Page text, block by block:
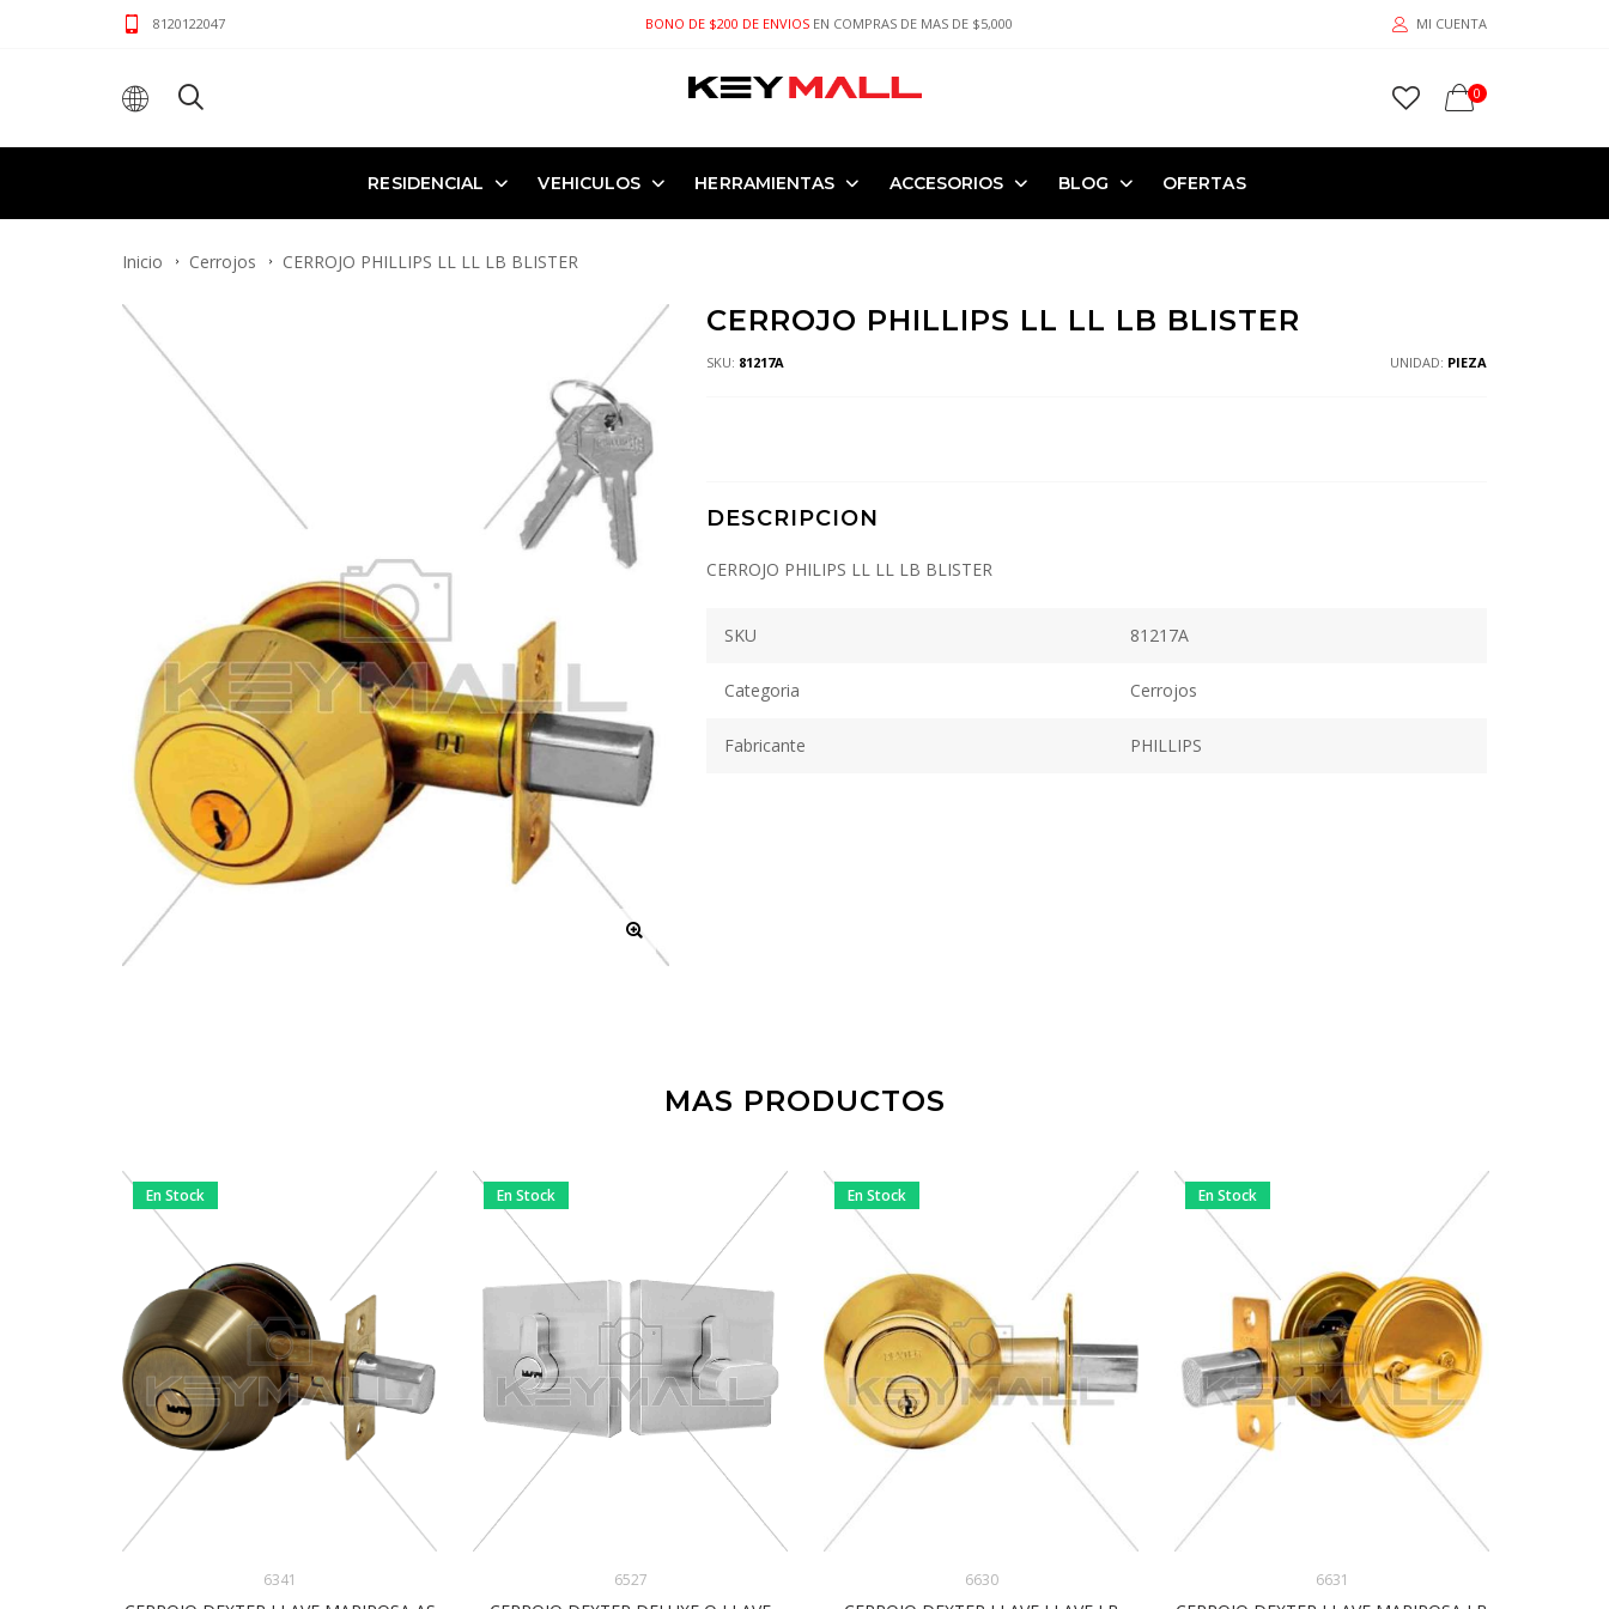
8120122047 BONO DE $200 DE ENVIOS EN COMPRAS DE MAS DE $5,000 MI CUENTA
0
RESIDENCIAL VEHICULOS HERRAMIENTAS ACCESORIOS BLOG OFERTAS
Inicio Cerrojos CERROJO PHILLIPS LL LL LB BLISTER
CERROJO PHILLIPS LL LL LB BLISTER
SKU: 81217A UNIDAD: PIEZA
DESCRIPCION
CERROJO PHILIPS LL LL LB BLISTER
SKU 81217A
Categoria Cerrojos
Fabricante PHILLIPS
MAS PRODUCTOS
En Stock
6341
En Stock
6527
En Stock
6630
En Stock
6631